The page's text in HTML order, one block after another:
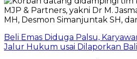
Beli Emas Diduga Palsu,
Jalur Hukum usai Dilaporkan